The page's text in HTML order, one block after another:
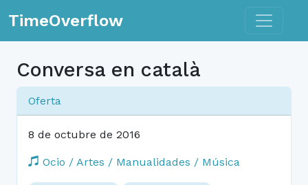
TimeOverflow Toggle
Conversa en català
Oferta
8 de octubre de 2016
Ocio / Artes / Manualidades / Música